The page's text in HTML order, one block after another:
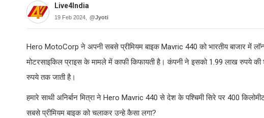
Live4India
19 Feb 2024, @Jyoti
Hero MotoCorp ने अपनी सबसे प्रीमियम बाइक Mavric 440 को भारतीय बाजार में
मोटरसाइकिल प्राइस के मामले में काफी किफायती है। कंपनी ने इसको 1.99 लाख रुपये
रुपये तक जाती है।
हमारे साथी अनिर्बान मित्रा ने Hero Mavric 440 से देश के पश्चिमी सिरे पर 400
सबसे प्रीमियम बाइक को चलाकर उन्हे कैसा लगा?